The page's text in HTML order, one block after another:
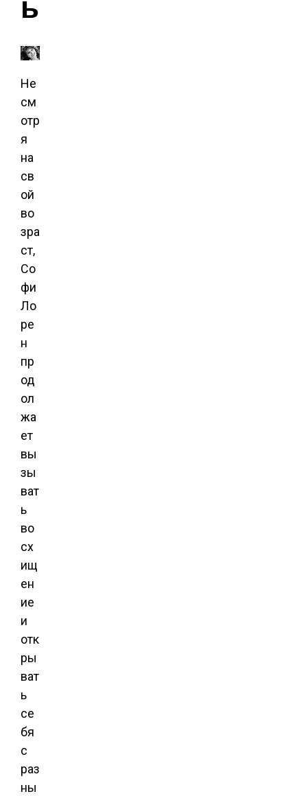
Не
см
отр
я
на
св
ой
во
зра
ст,
Со
фи
Ло
ре
н
пр
од
ол
жа
ет
вы
зы
ват
ь
во
сх
ищ
ен
ие
и
отк
ры
ват
ь
се
бя
с
раз
ны